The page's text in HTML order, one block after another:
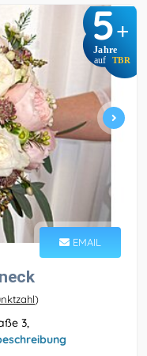
5+
Jahre
auf TBR
EMAIL
)
3,